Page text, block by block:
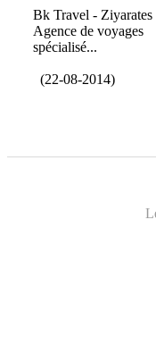
Bk Travel - Ziyarates
Agence de voyages
spécialisé...
(22-08-2014)